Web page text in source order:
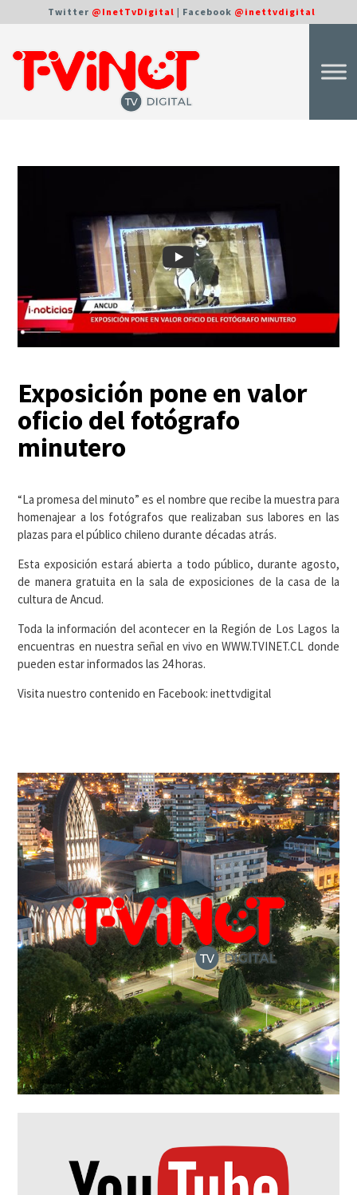
Twitter @InetTvDigital | Facebook @inettvdigital
Exposición pone en valor
oficio del fotógrafo
minutero
“La promesa del minuto” es el nombre que recibe la muestra para
homenajear a los fotógrafos que realizaban sus labores en las
plazas para el público chileno durante décadas atrás.
Esta exposición estará abierta a todo público, durante agosto,
de manera gratuita en la sala de exposiciones de la casa de la
cultura de Ancud.
Toda la información del acontecer en la Región de Los Lagos la
encuentras en nuestra señal en vivo en WWW.TVINET.CL donde
pueden estar informados las 24 horas.
Visita nuestro contenido en Facebook: inettvdigital